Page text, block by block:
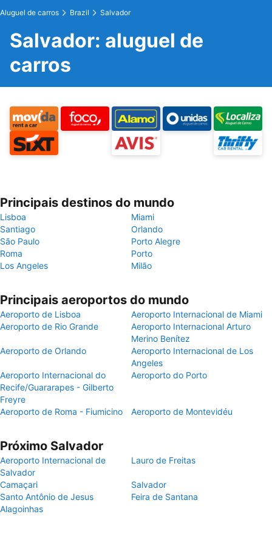
Aluguel de carros Brazil Salvador
Salvador: aluguel de
carros
Principais destinos do mundo
Lisboa
Miami
Santiago
Orlando
São Paulo
Porto Alegre
Roma
Porto
Los Angeles
Milão
Principais aeroportos do mundo
Aeroporto de Lisboa
Aeroporto Internacional de Miami
Aeroporto de Rio Grande
Aeroporto Internacional Arturo
Merino Benítez
Aeroporto de Orlando
Aeroporto Internacional de Los
Angeles
Aeroporto Internacional do
Recife/Guararapes - Gilberto
Freyre
Aeroporto do Porto
Aeroporto de Roma - Fiumicino Aeroporto de Montevidéu
Próximo Salvador
Aeroporto Internacional de
Salvador
Lauro de Freitas
Camaçari
Salvador
Santo Antônio de Jesus
Feira de Santana
Alagoinhas